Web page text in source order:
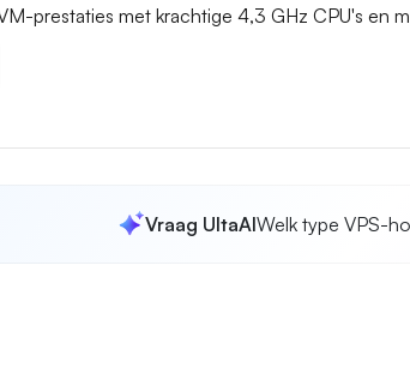
prestaties met krachtige 4,3 GHz CPU's en
Vraag UltaAIWelk type VPS-